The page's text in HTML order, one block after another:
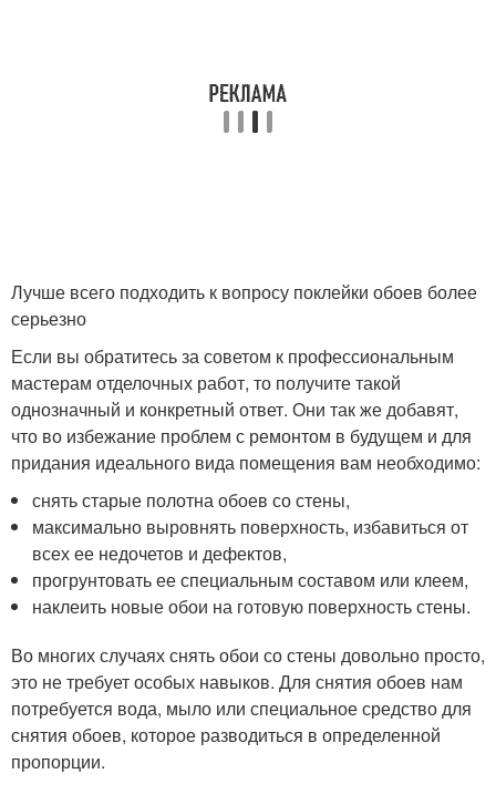
Лучше всего подходить к вопросу поклейки обоев более
серьезно
Если вы обратитесь за советом к профессиональным
мастерам отделочных работ, то получите такой
однозначный и конкретный ответ. Они так же добавят,
что во избежание проблем с ремонтом в будущем и для
придания идеального вида помещения вам необходимо:
снять старые полотна обоев со стены,
максимально выровнять поверхность, избавиться от
всех ее недочетов и дефектов,
прогрунтовать ее специальным составом или клеем,
наклеить новые обои на готовую поверхность стены.
Во многих случаях снять обои со стены довольно просто,
это не требует особых навыков. Для снятия обоев нам
потребуется вода, мыло или специальное средство для
снятия обоев, которое разводиться в определенной
пропорции.